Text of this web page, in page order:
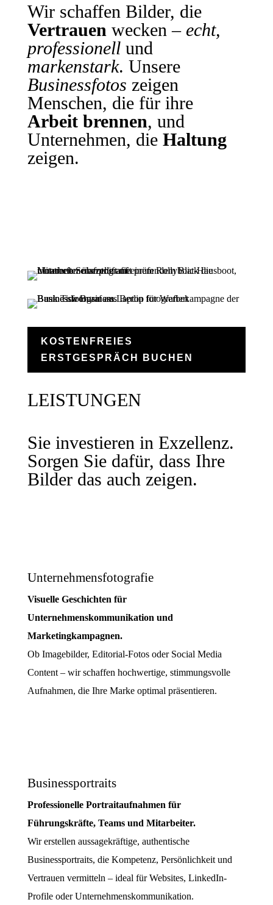
Wir schaffen Bilder, die
Vertrauen wecken – echt,
professionellund
markenstark. Unsere
Businessfotos zeigen
Menschen, die für ihre
Arbeit brennen, und
Unternehmen, die Haltung
zeigen.
KOSTENFREIES
ERSTGESPRÄCH BUCHEN
LEISTUNGEN
Sie investieren in Exzellenz.
Sorgen Sie dafür, dass Ihre
Bilder das auch zeigen.
Unternehmensfotografie
Visuelle Geschichten für
Unternehmenskommunikation und
Marketingkampagnen.
Ob Imagebilder, Editorial-Fotos oder Social Media
Content – wir schaffen hochwertige, stimmungsvolle
Aufnahmen, die Ihre Marke optimal präsentieren.
Businessportraits
Professionelle Portraitaufnahmen für
Führungskräfte, Teams und Mitarbeiter.
Wir erstellen aussagekräftige, authentische
Businessportraits, die Kompetenz, Persönlichkeit und
Vertrauen vermitteln – ideal für Websites, LinkedIn-
Profile oder Unternehmenskommunikation.